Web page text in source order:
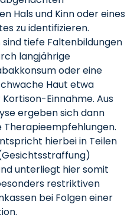
Hals und Kinn oder eines
zu identifizieren.
tiefe Faltenbildungen
langjährige
oder eine
Haut etwa
Einnahme. Aus
ergeben sich dann
hierbei in Teilen
unterliegt hier somit
restriktiven
bei Folgen einer